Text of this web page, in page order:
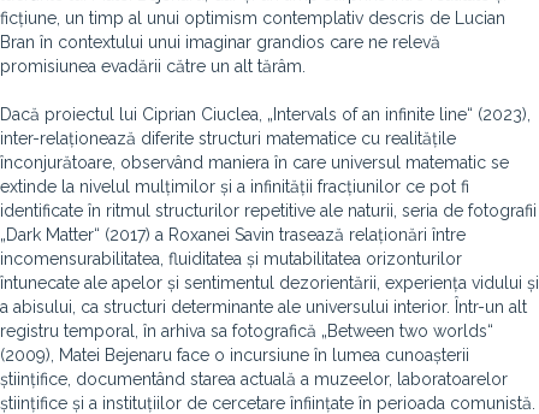
ficțiune, un timp al unui optimism contemplativ descris de Lucian
Bran în contextului unui imaginar grandios care ne relevă
promisiunea evadării către un alt tărâm.
Dacă proiectul lui Ciprian Ciuclea, „Intervals of an infinite line“ (2023),
inter-relaționează diferite structuri matematice cu realitățile
înconjurătoare, observând maniera în care universul matematic se
extinde la nivelul mulțimilor și a infinității fracțiunilor ce pot fi
identificate în ritmul structurilor repetitive ale naturii, seria de fotografii
„Dark Matter“ (2017) a Roxanei Savin trasează relaționări între
incomensurabilitatea, fluiditatea și mutabilitatea orizonturilor
întunecate ale apelor și sentimentul dezorientării, experiența vidului și
a abisului, ca structuri determinante ale universului interior. Într-un alt
registru temporal, în arhiva sa fotografică „Between two worlds“
(2009), Matei Bejenaru face o incursiune în lumea cunoașterii
științifice, documentând starea actuală a muzeelor, laboratoarelor
științifice și a instituțiilor de cercetare înființate în perioada comunistă.